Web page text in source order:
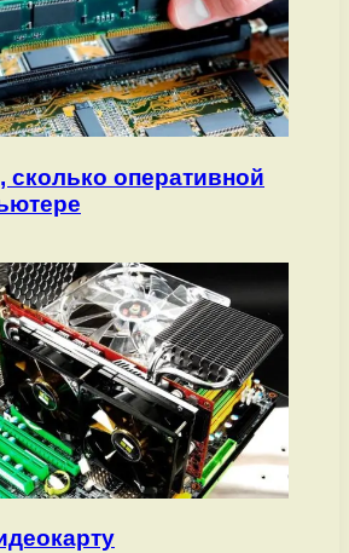
сколько оперативной